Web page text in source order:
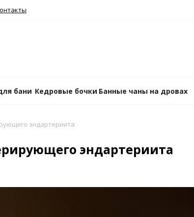
бани Кедровые бочки Банные чаны на дровах
эндартериита
эндартериита